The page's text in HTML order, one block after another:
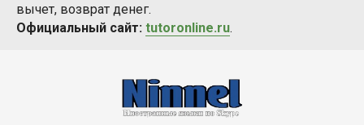
вычет, возврат денег.
Официальный сайт: tutoronline.ru.